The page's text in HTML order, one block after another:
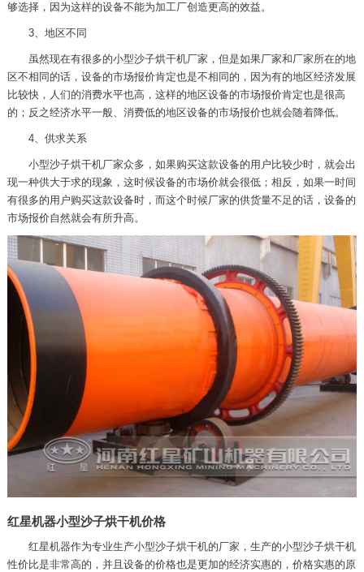
够选择，因为这样的设备不能为加工厂创造更高的效益。
3、地区不同
虽然现在有很多的小型沙子烘干机厂家，但是如果厂家和厂家所在的地
区不相同的话，设备的市场报价肯定也是不相同的，因为有的地区经济发展
比较快，人们的消费水平也高，这样的地区设备的市场报价肯定也是很高
的；反之经济水平一般、消费低的地区设备的市场报价也就会随着降低。
4、供求关系
小型沙子烘干机厂家众多，如果购买这款设备的用户比较少时，就会出
现一种供大于求的现象，这时候设备的市场价就会很低；相反，如果一时间
有很多的用户购买这款设备时，而这个时候厂家的供货量不足的话，设备的
市场报价自然就会有所升高。
红星机器小型沙子烘干机价格
红星机器作为专业生产小型沙子烘干机的厂家，生产的小型沙子烘干机
性价比是非常高的，并且设备的价格也是更加的经济实惠的，价格实惠的原